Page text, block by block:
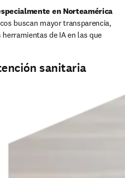
en Norteamérica
buscan mayor transparencia,
de IA en las que
sanitaria